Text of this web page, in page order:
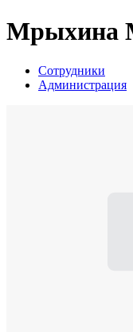
Мрыхина
Сотрудники
Администрация